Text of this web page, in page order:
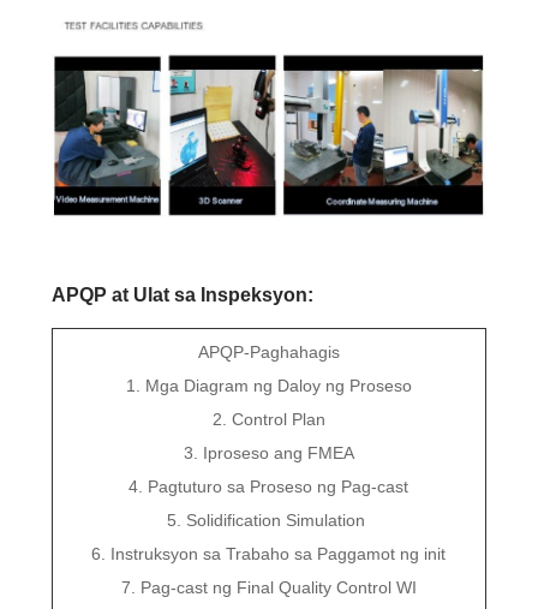
APQP at Ulat sa Inspeksyon:
APQP-Paghahagis
1. Mga Diagram ng Daloy ng Proseso
2. Control Plan
3. Iproseso ang FMEA
4. Pagtuturo sa Proseso ng Pag-cast
5. Solidification Simulation
6. Instruksyon sa Trabaho sa Paggamot ng init
7. Pag-cast ng Final Quality Control WI